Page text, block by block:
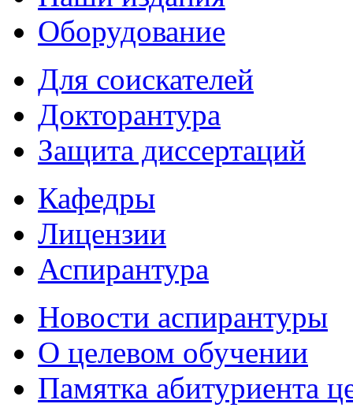
Оборудование
Для соискателей
Докторантура
Защита диссертаций
Кафедры
Лицензии
Аспирантура
Новости аспирантуры
О целевом обучении
Памятка абитуриента